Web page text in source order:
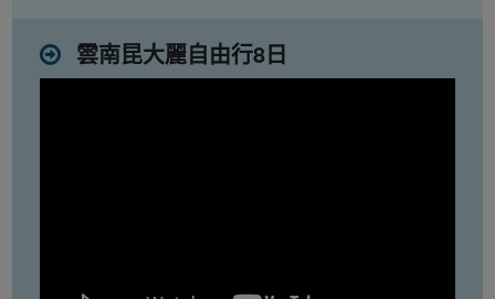
雲南昆大麗自由行8日